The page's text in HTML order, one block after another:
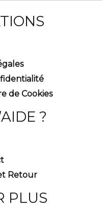
de Cookies
?
Retour
PLUS